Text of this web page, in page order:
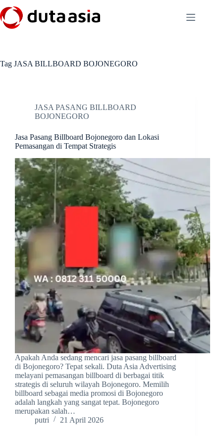
to
content
Tag JASA BILLBOARD BOJONEGORO
JASA PASANG BILLBOARD
BOJONEGORO
Jasa Pasang Billboard Bojonegoro dan Lokasi
Pemasangan di Tempat Strategis
Apakah Anda sedang mencari jasa pasang billboard
di Bojonegoro? Tepat sekali. Duta Asia Advertising
melayani pemasangan billboard di berbagai titik
strategis di seluruh wilayah Bojonegoro. Memilih
billboard sebagai media promosi di Bojonegoro
adalah langkah yang sangat tepat. Bojonegoro
merupakan salah…
putri
21 April 2026